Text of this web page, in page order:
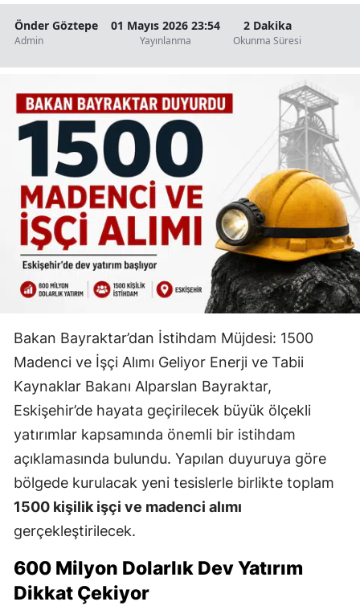
Önder Göztepe
Admin
01 Mayıs 2026 23:54
Yayınlanma
2 Dakika
Okunma Süresi
Bakan Bayraktar’dan İstihdam Müjdesi: 1500
Madenci ve İşçi Alımı Geliyor Enerji ve Tabii
Kaynaklar Bakanı Alparslan Bayraktar,
Eskişehir’de hayata geçirilecek büyük ölçekli
yatırımlar kapsamında önemli bir istihdam
açıklamasında bulundu. Yapılan duyuruya göre
bölgede kurulacak yeni tesislerle birlikte toplam
1500 kişilik işçi ve madenci alımı
gerçekleştirilecek.
600 Milyon Dolarlık Dev Yatırım
Dikkat Çekiyor